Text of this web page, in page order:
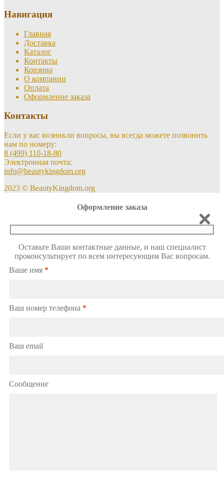
Навигация
Главная
Доставка
Каталог
Контакты
Корзина
О компании
Оплата
Оформление заказа
Контакты
Если у вас возникли вопросы, вы всегда можете позвонить
нам по номеру:
8 (499) 110-18-80
Электронная почта:
info@beautykingdom.org
2023 © BeautyKingdom.org
Оформление заказа
Оставьте Ваши контактные данные, и наш специалист
проконсультирует по всем интересующим Вас вопросам.
Ваше имя *
Ваш номер телефона *
Ваш email
Сообщение